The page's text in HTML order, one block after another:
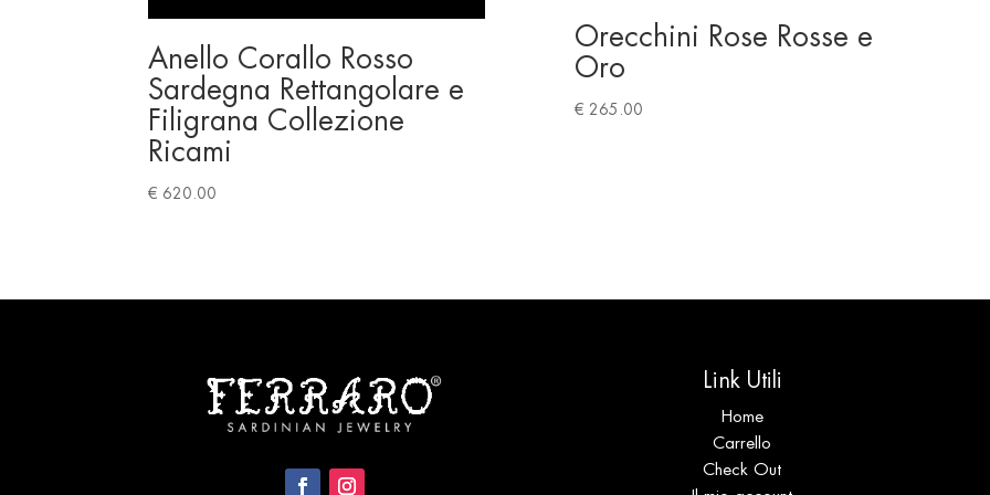
Anello Corallo Rosso
Sardegna Rettangolare e
Filigrana Collezione
Ricami
€ 620.00
Orecchini Rose Rosse e
Oro
€ 265.00
Link Utili
Home
Carrello
Check Out